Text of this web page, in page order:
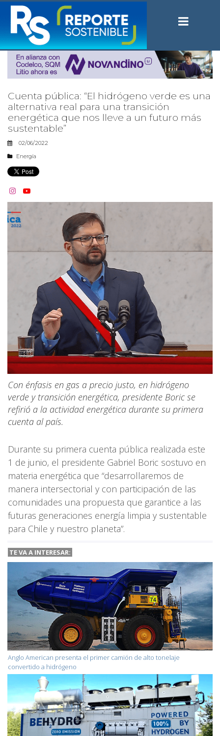
Cuenta pública: “El hidrógeno verde es una
alternativa real para una transición
energética que nos lleve a un futuro más
sustentable”
02/06/2022
Energía
 
Con énfasis en gas a precio justo, en hidrógeno
verde y transición energética, presidente Boric se
refirió a la actividad energética durante su primera
cuenta al país.
Durante su primera cuenta pública realizada este
1 de junio, el presidente Gabriel Boric sostuvo en
materia energética que “desarrollaremos de
manera intersectorial y con participación de las
comunidades una propuesta que garantice a las
futuras generaciones energía limpia y sustentable
para Chile y nuestro planeta”.
TE VA A INTERESAR:
Anglo American presenta el primer camión de alto tonelaje
convertido a hidrógeno